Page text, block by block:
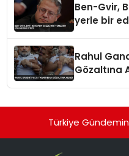
Ben-Gvir,
yerle bir
Rahul
Gözaltına
Türkiye